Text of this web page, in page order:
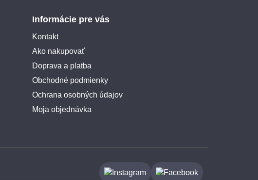
Informácie pre vás
Kontakt
Ako nakupovať
Doprava a platba
Obchodné podmienky
Ochrana osobných údajov
Moja objednávka